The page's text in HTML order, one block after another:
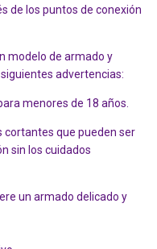
de los puntos de conexión
modelo de armado y
advertencias:
menores de 18 años.
cortantes que pueden ser
sin los cuidados
un armado delicado y